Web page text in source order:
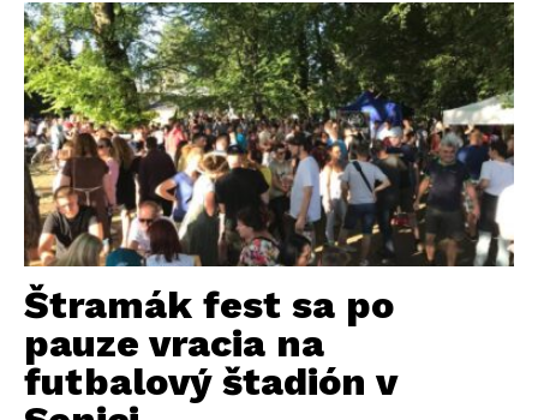
Štramák fest sa po
pauze vracia na
futbalový štadión v